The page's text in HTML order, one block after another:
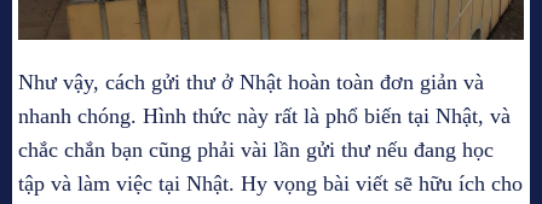
Như vậy, cách gửi thư ở Nhật hoàn toàn đơn giản và
nhanh chóng. Hình thức này rất là phổ biến tại Nhật, và
chắc chắn bạn cũng phải vài lần gửi thư nếu đang học
tập và làm việc tại Nhật. Hy vọng bài viết sẽ hữu ích cho